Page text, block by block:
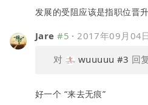
发展的受阻应该是指职位晋
Jare #5 · 2017年09月04
对
wuuuuu #3 回复
好一个 “来去无痕”